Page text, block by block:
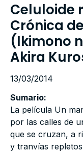
Celuloide
Crónica
(Ikimono
Akira
13/03/2014
Sumario:
La película Un
por las calles de
que se cruzan, a
y tranvías